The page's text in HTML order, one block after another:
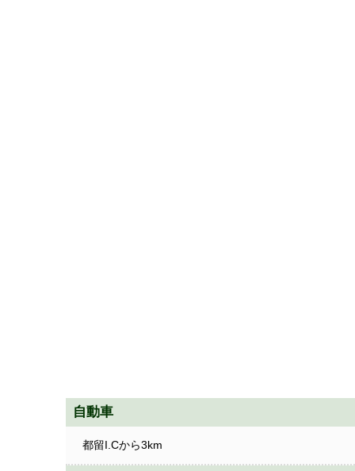
自動車
都留I.Cから3km